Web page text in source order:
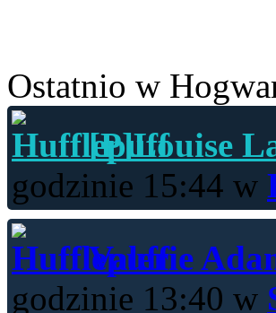
Ostatnio w
[P]Louise
godzinie 15:44 w
Valerie
godzinie 13:40 w